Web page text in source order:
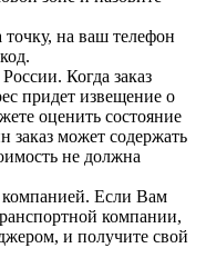
на ваш телефон
Когда заказ
придет извещение о
оценить состояние
заказ может содержать
не должна
компанией. Если Вам
компании,
и получите свой